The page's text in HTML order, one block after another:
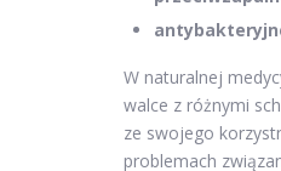
W naturalnej
walce z różnymi
ze swojego
problemach